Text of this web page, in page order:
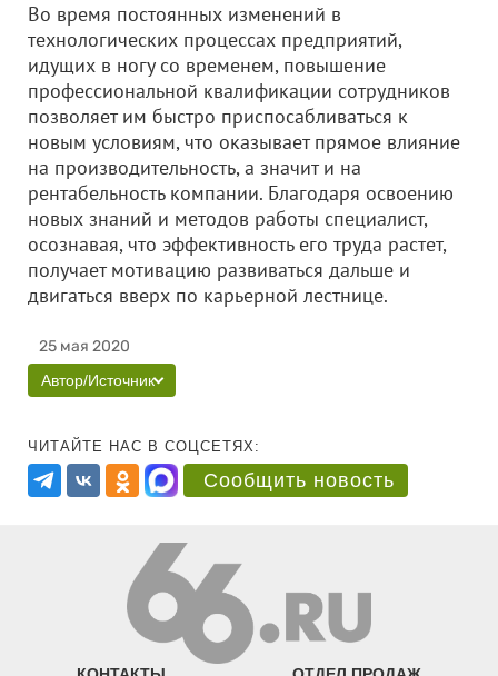
Во время постоянных изменений в
технологических процессах предприятий,
идущих в ногу со временем, повышение
профессиональной квалификации сотрудников
позволяет им быстро приспосабливаться к
новым условиям, что оказывает прямое влияние
на производительность, а значит и на
рентабельность компании. Благодаря освоению
новых знаний и методов работы специалист,
осознавая, что эффективность его труда растет,
получает мотивацию развиваться дальше и
двигаться вверх по карьерной лестнице.
25 мая 2020
Автор/Источник
ЧИТАЙТЕ НАС В СОЦСЕТЯХ:
Сообщить новость